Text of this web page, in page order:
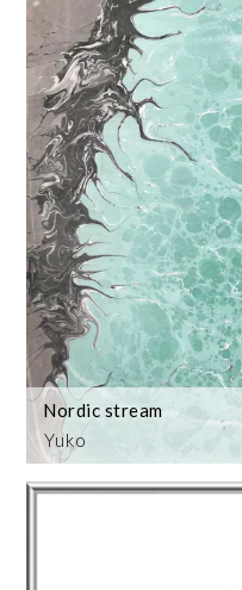
Yuko
Nordic stream